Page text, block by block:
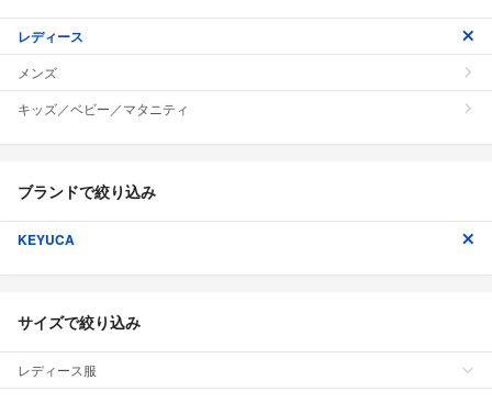
レディース
メンズ
キッズ／ベビー／マタニティ
ブランドで絞り込み
KEYUCA
サイズで絞り込み
レディース服